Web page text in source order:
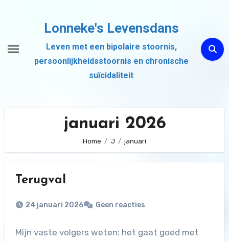
inhoud
Lonneke's Levensdans
Leven met een bipolaire stoornis,
persoonlijkheidsstoornis en chronische
suïcidaliteit
januari 2026
Home J januari
Terugval
24 januari 2026 Geen reacties
Mijn vaste volgers weten: het gaat goed met